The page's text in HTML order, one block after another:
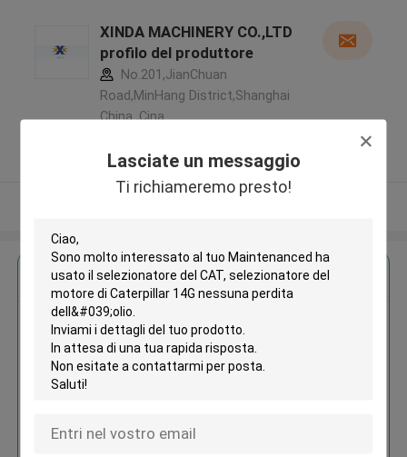
Lasciate un messaggio
Ti richiameremo presto!
XINDA MACHINERY CO.,LTD
profilo del produttore
No.201,JianChuan
Road,MinHang District,Shanghai
China ,Cina
Fornitore verificato
Ottieni il miglior prezzo per
Maintenanced ha usato il
selezionatore del CAT,
selezionatore del motore di